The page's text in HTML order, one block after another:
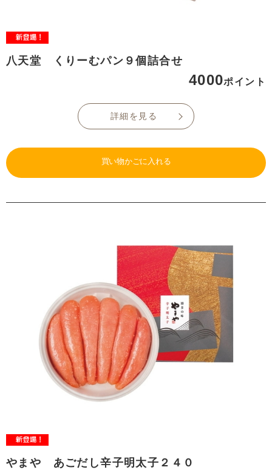
八天堂 くりーむパン９個詰合せ
4000ポイント
詳細を見る
買い物かごに入れる
やまや あごだし辛子明太子２４０